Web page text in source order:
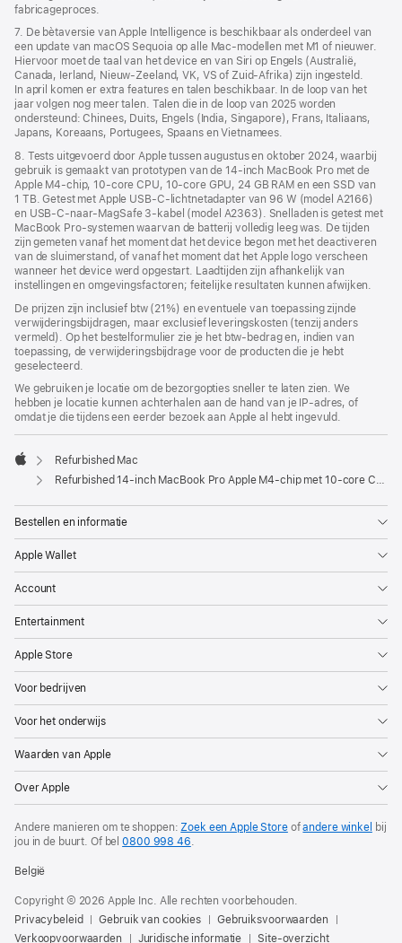
fabricageproces.
7. De bètaversie van Apple Intelligence is beschikbaar als onderdeel van
een update van macOS Sequoia op alle Mac-modellen met M1 of nieuwer.
Hiervoor moet de taal van het device en van Siri op Engels (Australië,
Canada, Ierland, Nieuw-Zeeland, VK, VS of Zuid-Afrika) zijn ingesteld.
In april komen er extra features en talen beschikbaar. In de loop van het
jaar volgen nog meer talen. Talen die in de loop van 2025 worden
ondersteund: Chinees, Duits, Engels (India, Singapore), Frans, Italiaans,
Japans, Koreaans, Portugees, Spaans en Vietnamees.
8. Tests uitgevoerd door Apple tussen augustus en oktober 2024, waarbij
gebruik is gemaakt van prototypen van de 14‑inch MacBook Pro met de
Apple M4-chip, 10‑core CPU, 10‑core GPU, 24 GB RAM en een SSD van
1 TB. Getest met Apple USB‑C-lichtnetadapter van 96 W (model A2166)
en USB‑C-naar-MagSafe 3-kabel (model A2363). Snelladen is getest met
MacBook Pro-systemen waarvan de batterij volledig leeg was. De tijden
zijn gemeten vanaf het moment dat het device begon met het deactiveren
van de sluimerstand, of vanaf het moment dat het Apple logo verscheen
wanneer het device werd opgestart. Laadtijden zijn afhankelijk van
instellingen en omgevings­­factoren; feitelijke resultaten kunnen afwijken.
De prijzen zijn inclusief btw (21%) en eventuele van toepassing zijnde
verwijderingsbijdragen, maar exclusief leveringskosten (tenzij anders
vermeld). Op het bestelformulier zie je het btw-bedrag en, indien van
toepassing, de verwijderingsbijdrage voor de producten die je hebt
geselecteerd.
We gebruiken je locatie om de bezorgopties sneller te laten zien. We
hebben je locatie kunnen achterhalen aan de hand van je IP-adres, of
omdat je die tijdens een eerder bezoek aan Apple al hebt ingevuld.
Apple
Refurbished Mac
Refurbished 14‑inch MacBook Pro Apple M4-chip met 10‑core CPU en 10‑core GPU - Spacezwart
Bestellen en informatie
Apple Wallet
Account
Entertainment
Apple Store
Voor bedrijven
Voor het onderwijs
Waarden van Apple
Over Apple
Andere manieren om te shoppen:Zoek een Apple Storeofandere winkel bij
jou in de buurt. Of bel0800 998 46.
België
Copyright © 2026 Apple Inc. Alle rechten voorbehouden.
Privacybeleid
Gebruik van cookies
Gebruiksvoorwaarden
Verkoopvoorwaarden
Juridische informatie Site-overzicht